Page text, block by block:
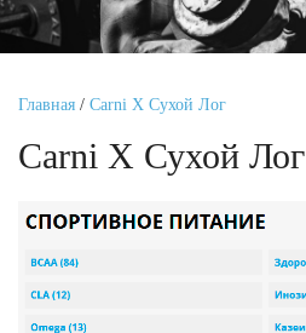
Главная / Carni X Сухой Лог
Carni X Сухой Лог